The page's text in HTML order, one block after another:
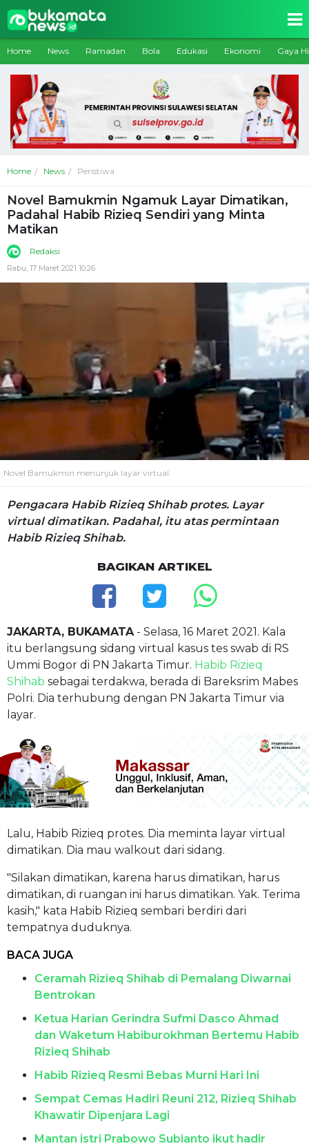
Home News Ramadan Bola Edukasi Ekonomi Gaya
Home News Peristiwa
Novel Bamukmin Ngamuk Layar Dimatikan,
Padahal Habib Rizieq Sendiri yang Minta
Matikan
Redaksi
Rabu, 17 Maret 2021 10:26
Novel Bamukmin menunjuk layar virtual.
Pengacara Habib Rizieq Shihab protes. Layar
virtual dimatikan. Padahal, itu atas permintaan
Habib Rizieq Shihab.
BAGIKAN ARTIKEL
JAKARTA, BUKAMATA - Selasa, 16 Maret 2021. Kala
itu berlangsung sidang virtual kasus tes swab di RS
Ummi Bogor di PN Jakarta Timur. Habib Rizieq
Shihab sebagai terdakwa, berada di Bareksrim Mabes
Polri. Dia terhubung dengan PN Jakarta Timur via
layar.
Lalu, Habib Rizieq protes. Dia meminta layar virtual
dimatikan. Dia mau walkout dari sidang.
"Silakan dimatikan, karena harus dimatikan, harus
dimatikan, di ruangan ini harus dimatikan. Yak. Terima
kasih," kata Habib Rizieq sembari berdiri dari
tempatnya duduknya.
BACA JUGA
Ceramah Rizieq Shihab di Pemalang Diwarnai
Bentrokan
Ketua Harian Gerindra Sufmi Dasco Ahmad
dan Waketum Habiburokhman Bertemu Habib
Rizieq Shihab
Habib Rizieq Resmi Bebas Murni Hari Ini
Sempat Cemas Hadiri Reuni 212, Rizieq Shihab
Khawatir Dipenjara Lagi
Mantan istri Prabowo Subianto ikut hadir